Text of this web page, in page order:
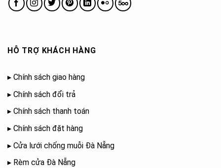
HỖ TRỢ KHÁCH HÀNG
▸ Chính sách giao hàng
▸ Chính sách đổi trả
▸ Chính sách thanh toán
▸ Chính sách đặt hàng
▸ Cửa lưới chống muỗi Đà Nẵng
▸ Rèm cửa Đà Nẵng